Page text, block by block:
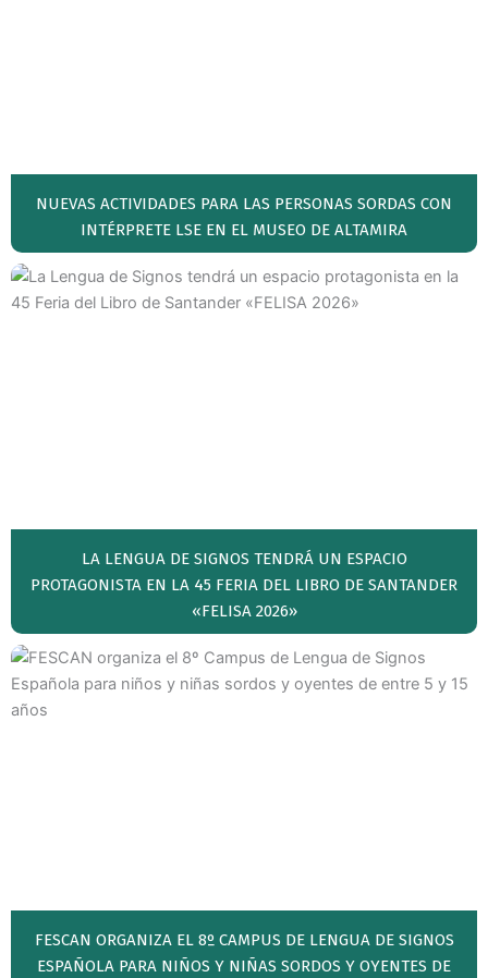
NUEVAS ACTIVIDADES PARA LAS PERSONAS SORDAS CON
INTÉRPRETE LSE EN EL MUSEO DE ALTAMIRA
LA LENGUA DE SIGNOS TENDRÁ UN ESPACIO
PROTAGONISTA EN LA 45 FERIA DEL LIBRO DE SANTANDER
«FELISA 2026»
FESCAN ORGANIZA EL 8º CAMPUS DE LENGUA DE SIGNOS
ESPAÑOLA PARA NIÑOS Y NIÑAS SORDOS Y OYENTES DE